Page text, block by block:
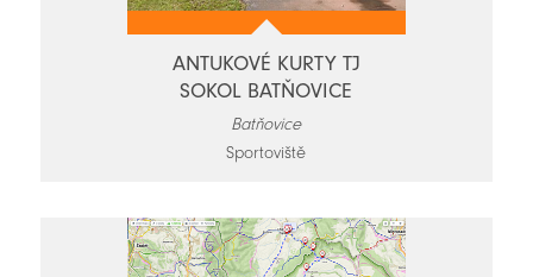
ANTUKOVÉ KURTY TJ
SOKOL BATŇOVICE
Batňovice
Sportoviště